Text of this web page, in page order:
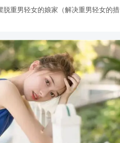
脱重男轻女的娘家（解决重男轻女的措